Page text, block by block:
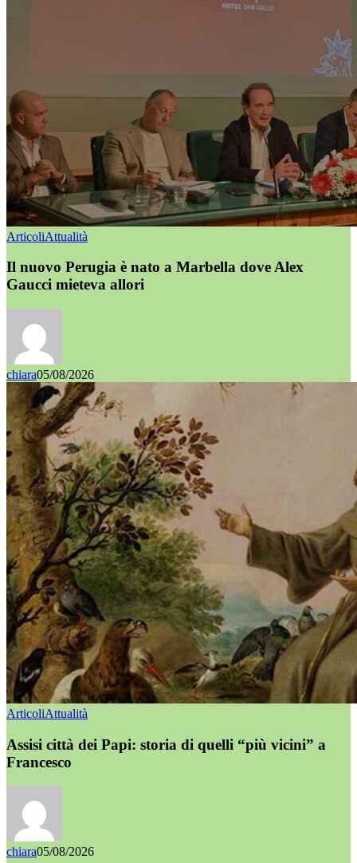
ArticoliAttualità
Il nuovo Perugia è nato a Marbella dove Alex
Gaucci mieteva allori
chiara05/08/2026
ArticoliAttualità
Assisi città dei Papi: storia di quelli “più vicini” a
Francesco
chiara05/08/2026